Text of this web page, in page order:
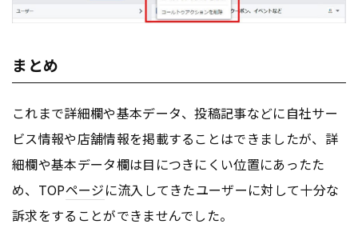
まとめ
これまで詳細欄や基本データ、投稿記事などに自社サー
ビス情報や店舗情報を掲載することはできましたが、詳
細欄や基本データ欄は目につきにくい位置にあったた
め、TOPページに流入してきたユーザーに対して十分な
訴求をすることができませんでした。